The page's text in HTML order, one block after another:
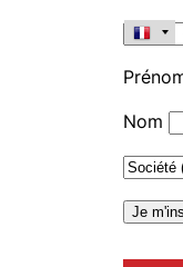
Nom